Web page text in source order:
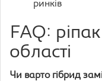
ринків
FAQ:
області
Чи варто гібрид